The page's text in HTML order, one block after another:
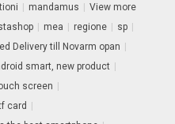
| mandamus |
| mea | regione | sp |
Delivery till Novarm opan |
smart, new product |
screen |
card |
View more